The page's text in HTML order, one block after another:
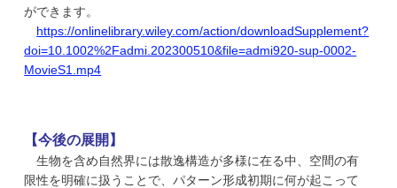
ができます。
https://onlinelibrary.wiley.com/action/downloadSupplement?
doi=10.1002%2Fadmi.202300510&file=admi920-sup-0002-
MovieS1.mp4
【今後の展開】
生物を含め自然界には散逸構造が多様に在る中、空間の有
限性を明確に扱うことで、パターン形成初期に何が起こって